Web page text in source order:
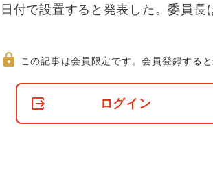
日付で設置すると発表した。委員
この記事は会員限定です。会員登録する
ログイン